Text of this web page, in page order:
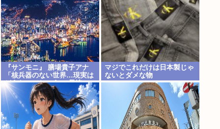
『サンモニ』 膳場貴子アナ
「核兵器のない世界…現実は
どうなのでしょう」 長崎への
原爆投下から81年の日に
マジでこれだけは日本製じゃ
ないとダメな物